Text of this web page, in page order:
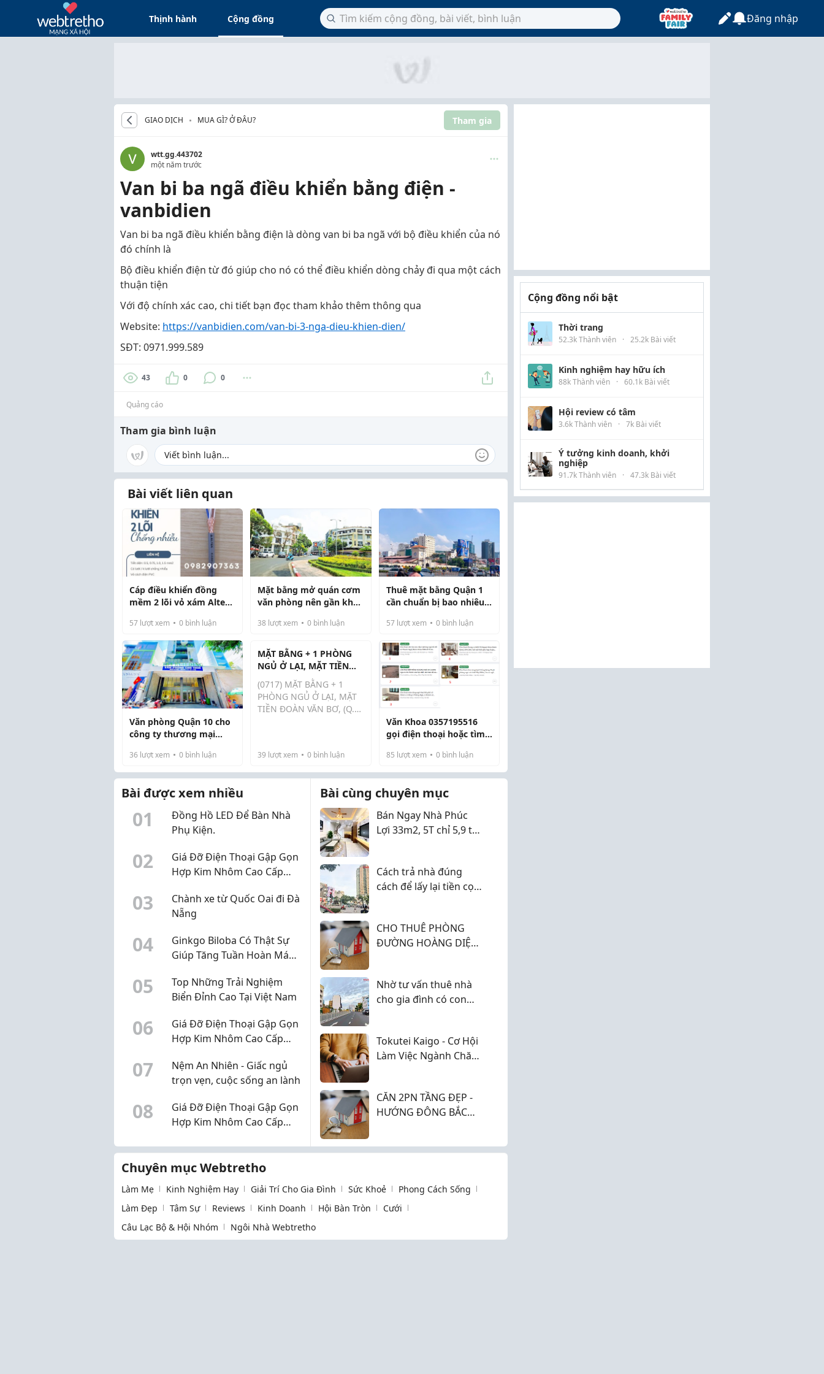
Thịnh hành Cộng đồng Đăng nhập
GIAO DỊCH MUA GÌ? Ở ĐÂU? Tham gia
wtt.gg.443702
một năm trước
Van bi ba ngã điều khiển bằng điện -
vanbidien
Van bi ba ngã điều khiển bằng điện là dòng van bi ba ngã với bộ điều khiển của nó
đó chính là
Bộ điều khiển điện từ đó giúp cho nó có thể điều khiển dòng chảy đi qua một cách
thuận tiện
Với độ chính xác cao, chi tiết bạn đọc tham khảo thêm thông qua
Website: https://vanbidien.com/van-bi-3-nga-dieu-khien-dien/
SĐT: 0971.999.589
43 0 0
Quảng cáo
Tham gia bình luận
Bài viết liên quan
Cáp điều khiển đồng
mềm 2 lõi vỏ xám Altek
57 lượt xem 0 bình luận
Mặt bằng mở quán cơm
văn phòng nên gần khu
38 lượt xem 0 bình luận
Thuê mặt bằng Quận 1
cần chuẩn bị bao nhiêu
57lượt xem 0bình luận
Văn phòng Quận 10 cho
công ty thương mại
36 lượt xem 0 bình luận
MẶT BẰNG + 1 PHÒNG
NGỦ Ở LẠI, MẶT TIỀN
ĐOÀN VĂN BƠ, (Q.4 CŨ)
GIÁ 5 TRIỆU 500.
(0717) MẶT BẰNG + 1
PHÒNG NGỦ Ở LẠI, MẶT
TIỀN ĐOÀN VĂN BƠ, (Q.4
đúc. Có 1 phòng ngủ ở
lại, WC riêng có nước
nóng lạnh.- Điện, Nước
39 lượt xem 0 bình luận
Văn Khoa 0357195516
gọi điện thoại hoặc tìm
cho thuê tháng 2 năm
85 lượt xem 0bình luận
Bài được xem nhiều
01
Đồng Hồ LED Để Bàn Nhà
Phụ Kiện.
02
Giá Đỡ Điện Thoại Gập Gọn
Hợp Kim Nhôm Cao Cấp
03
Chành xe từ Quốc Oai đi Đà
Nẵng
04
Ginkgo Biloba Có Thật Sự
Giúp Tăng Tuần Hoàn Máu
05
Top Những Trải Nghiệm
Biển Đỉnh Cao Tại Việt Nam
06
Giá Đỡ Điện Thoại Gập Gọn
Hợp Kim Nhôm Cao Cấp
07
Nệm An Nhiên - Giấc ngủ
trọn vẹn, cuộc sống an lành
08
Giá Đỡ Điện Thoại Gập Gọn
Hợp Kim Nhôm Cao Cấp
Bài cùng chuyên mục
Bán Ngay Nhà Phúc
Lợi 33m2, 5T chỉ 5,9 tỷ
Cách trả nhà đúng
cách để lấy lại tiền cọc
CHO THUÊ PHÒNG
ĐƯỜNG HOÀNG DIỆU,
Nhờ tư vấn thuê nhà
cho gia đình có con
Tokutei Kaigo - Cơ Hội
Làm Việc Ngành Chăm
CĂN 2PN TẦNG ĐẸP -
HƯỚNG ĐÔNG BẮC
Chuyên mục Webtretho
Làm Mẹ Kinh Nghiệm Hay Giải Trí Cho Gia Đình Sức Khoẻ
Phong Cách Sống
Làm Đẹp
Tâm Sự Reviews Kinh Doanh Hội Bàn Tròn
Cưới
Câu Lạc Bộ & Hội Nhóm
Ngôi Nhà Webtretho
Cộng đồng nổi bật
Thời trang
52.3k Thành viên · 25.2k Bài viết
Kinh nghiệm hay hữu ích
88k Thành viên · 60.1k Bài viết
Hội review có tâm
3.6k Thành viên · 7k Bài viết
Ý tưởng kinh doanh, khởi
nghiệp
91.7k Thành viên · 47.3k Bài viết